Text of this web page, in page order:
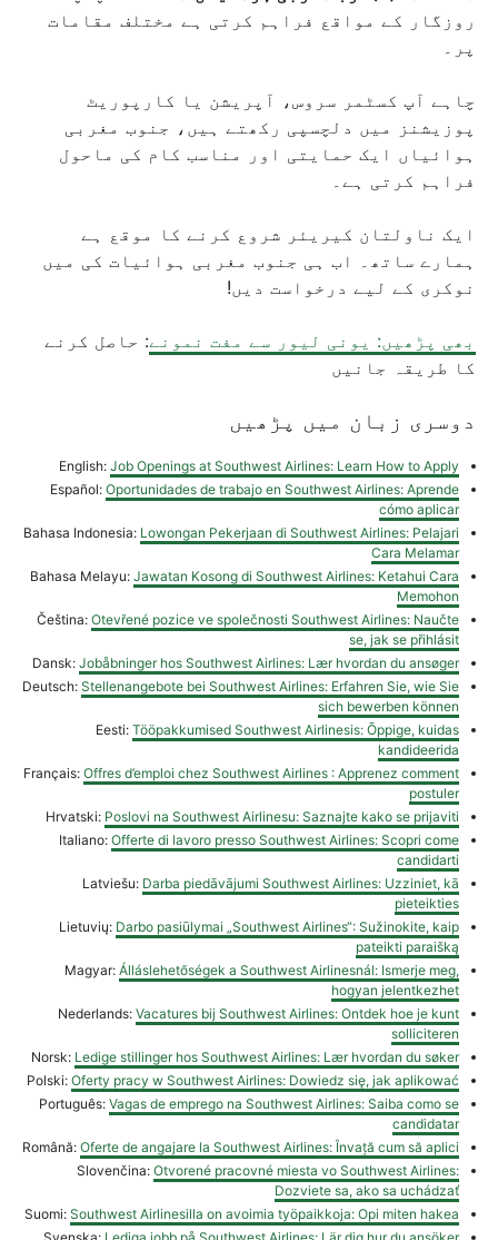
روزگار کے مواقع فراہم کرتی ہے مختلف مقامات
پر۔
چاہے آپ کسٹمر سروس، آپریشن یا کارپوریٹ
پوزیشنز میں دلچسپی رکھتے ہیں، جنوب مغربی
ہوائیاں ایک حمایتی اور مناسب کام کی ماحول
فراہم کرتی ہے۔
ایک ناولتان کیریئر شروع کرنے کا موقع ہے
ہمارے ساتھ۔ اب ہی جنوب مغربی ہوائیات کی میں
نوکری کے لیے درخواست دیں!
بھی پڑھیں: یونی لیور سے مفت نمونے: حاصل کرنے
کا طریقہ جانیں
دوسری زبان میں پڑھیں
English: Job Openings at Southwest Airlines: Learn How to Apply
Español: Oportunidades de trabajo en Southwest Airlines: Aprende
cómo aplicar
Bahasa Indonesia: Lowongan Pekerjaan di Southwest Airlines: Pelajari
Cara Melamar
Bahasa Melayu: Jawatan Kosong di Southwest Airlines: Ketahui Cara
Memohon
Čeština: Otevřené pozice ve společnosti Southwest Airlines: Naučte
se, jak se přihlásit
Dansk: Jobåbninger hos Southwest Airlines: Lær hvordan du ansøger
Deutsch: Stellenangebote bei Southwest Airlines: Erfahren Sie, wie Sie
sich bewerben können
Eesti: Tööpakkumised Southwest Airlinesis: Õppige, kuidas
kandideerida
Français: Offres d’emploi chez Southwest Airlines : Apprenez comment
postuler
Hrvatski: Poslovi na Southwest Airlinesu: Saznajte kako se prijaviti
Italiano: Offerte di lavoro presso Southwest Airlines: Scopri come
candidarti
Latviešu: Darba piedāvājumi Southwest Airlines: Uzziniet, kā
pieteikties
Lietuvių: Darbo pasiūlymai „Southwest Airlines“: Sužinokite, kaip
pateikti paraišką
Magyar: Álláslehetőségek a Southwest Airlinesnál: Ismerje meg,
hogyan jelentkezhet
Nederlands: Vacatures bij Southwest Airlines: Ontdek hoe je kunt
solliciteren
Norsk: Ledige stillinger hos Southwest Airlines: Lær hvordan du søker
Polski: Oferty pracy w Southwest Airlines: Dowiedz się, jak aplikować
Português: Vagas de emprego na Southwest Airlines: Saiba como se
candidatar
Română: Oferte de angajare la Southwest Airlines: Învață cum să aplici
Slovenčina: Otvorené pracovné miesta vo Southwest Airlines:
Dozviete sa, ako sa uchádzať
Suomi: Southwest Airlinesilla on avoimia työpaikkoja: Opi miten hakea